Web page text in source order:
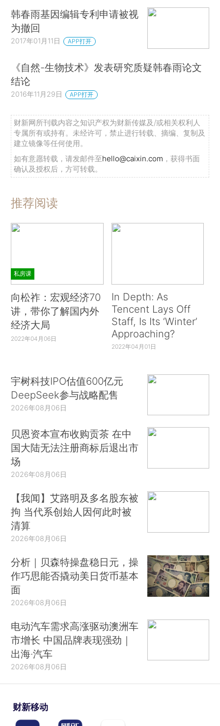
韩春雨基因编辑专利申请被视
为撤回
2017年01月11日 APP打开
《自然-生物技术》发表研究质疑韩春雨论文
结论
2016年11月29日 APP打开
财新网所刊载内容之知识产权为财新传媒及/或相关权利人
专属所有或持有。未经许可，禁止进行转载、摘编、复制及
建立镜像等任何使用。
如有意愿转载，请发邮件至hello@caixin.com ，获得书面
确认及授权后，方可转载。
推荐阅读
私房课
向松祚：宏观经济70
讲，带你了解国内外
经济大局
2022年04月06日
In Depth: As
Tencent Lays Off
Staff, Is Its ‘Winter’
Approaching?
2022年04月01日
宇树科技IPO估值600亿元
DeepSeek参与战略配售
2026年08月06日
贝恩资本宣布收购贡茶 在中
国大陆无法注册商标后退出市
场
2026年08月06日
【我闻】艾路明及多名股东被
拘 当代系创始人因何此时被
清算
2026年08月06日
分析｜贝森特操盘稳日元，操
作巧思能否撬动美日货币基本
面
2026年08月06日
电动汽车需求高涨驱动澳洲车
市增长 中国品牌表现强劲｜
出海·汽车
2026年08月06日
财新移动